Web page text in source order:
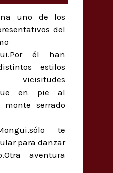
uno de los
del
él han
estilos
vicisitudes
en pie al
monte serrado
te
para danzar
aventura